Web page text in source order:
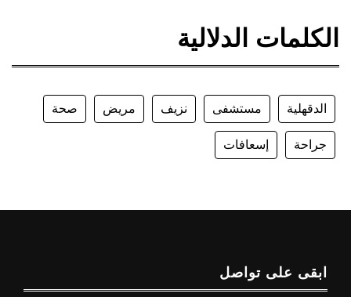
الكلمات الدلالية
الدقهلية مستشفى نزيف مريض صحة
جراحة إسعافات
ابقى على تواصل